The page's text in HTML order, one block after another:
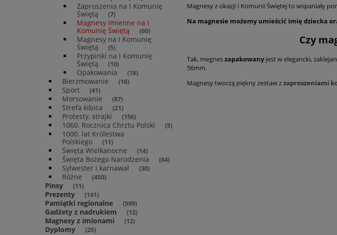
Zaproszenia na I Komunię
Świętą
(7)
Magnesy Imienne na I
Komunię Świętą
(60)
Magnesy na I Komunię
Świętą
(5)
Przypinki na I Komunię
Świętą
(10)
Opakowania (18)
Bierzmowanie (16)
Sport (41)
Morsowanie (87)
Strefa kibica (21)
Protesty, strajki (156)
1060. Rocznica Chrztu Polski (5)
1000. lat Królestwa
Polskiego
(11)
Święta Wielkanocne (14)
Święta Bożego Narodzenia (84)
Sylwester i karnawał (30)
Różne (450)
Pinsy (11)
Prezenty (141)
Pamiątki regionalne (599)
Gadżety z nadrukiem (12)
Magnesy z imionami (12)
Dyplomy (25)
Magnesy z okazji I Komunii Świętej to wspaniały
Na magnesie możemy umieścić imię dziecka
Czy
Tak, megneszapakowanyjest w elegancki,
56mm.
Magnesy tworzą piękny zestaw zzaproszeniami